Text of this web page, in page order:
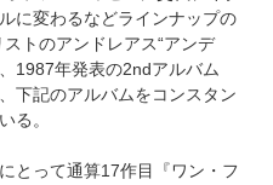
に変わるなどラインナップの
トのアンドレアス“アンデ
1987年発表の2ndアルバム
下記のアルバムをコンスタン
る。
とって通算17作目『ワン・フ